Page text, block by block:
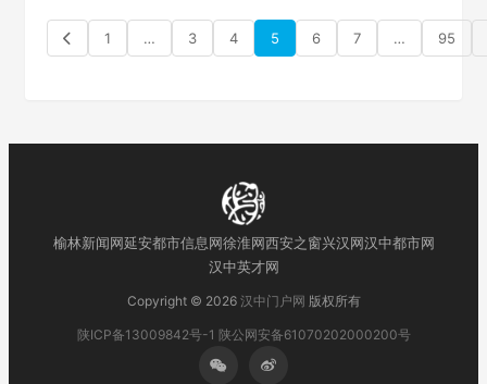
1 … 3 4 5 6 7 … 95
榆林新闻网延安都市信息网徐淮网西安之窗兴汉网汉中都市网
汉中英才网
Copyright © 2026 汉中门户网 版权所有
陕ICP备13009842号-1 陕公网安备61070202000200号